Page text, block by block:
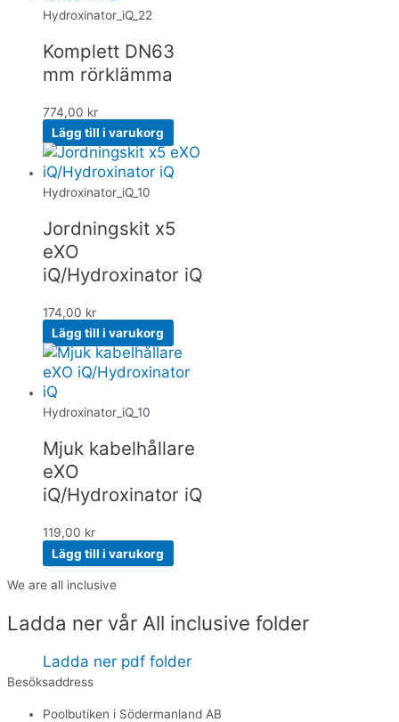
Hydroxinator_iQ_22
Komplett DN63
mm rörklämma
774,00 kr
Lägg till i varukorg
Hydroxinator_iQ_10
Jordningskit x5
eXO
iQ/Hydroxinator iQ
174,00 kr
Lägg till i varukorg
Hydroxinator_iQ_10
Mjuk kabelhållare
eXO
iQ/Hydroxinator iQ
119,00 kr
Lägg till i varukorg
We are all inclusive
Ladda ner vår All inclusive folder
Ladda ner pdf folder
Besöksaddress
Poolbutiken i Södermanland AB